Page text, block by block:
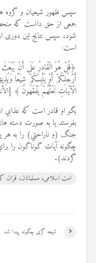
سپس ظهور شیعیان و گروه
جمعی از حق دانست که
شود، سپس نتایج این دوری
است:
﴿قُلْ هُوَ الْقَادِرُ عَلَى أَنْ
أَرْجُلِكُمْ أَوْ يَلْبِسَكُمْ ‌شِيَعًا
الْآيَاتِ لَعَلَّهُمْ يَفْقَهُونَ ﴾
بگو او قادر است كه عذابي
بفرستد يا به صورت دسته‏
جنگ (و ناراحتي) را به هر
چگونه آيات گوناگون را
گردند).
امت اسلامی، مسلمانان، قران
شیعه گری چگونه پیدا شد